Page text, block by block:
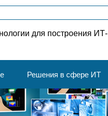
для построения ИТ-
Решения в сфере ИТ